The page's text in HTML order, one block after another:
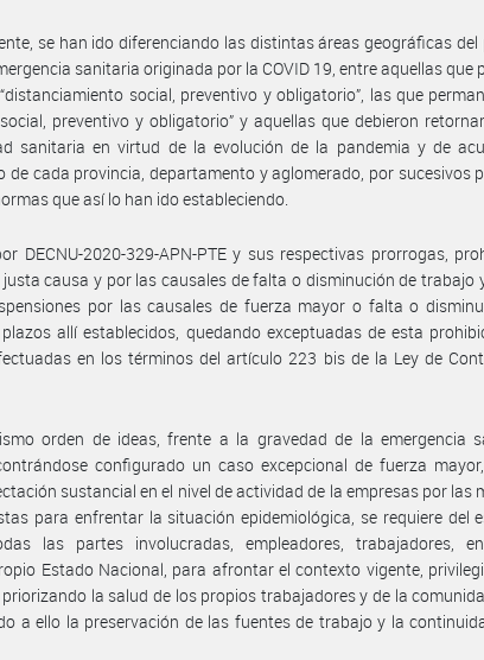
se han ido diferenciando las distintas áreas geográficas del
sanitaria originada por la COVID 19, entre aquellas que
social, preventivo y obligatorio”, las que
preventivo y obligatorio” y aquellas que debieron
sanitaria en virtud de la evolución de la pandemia y de
de cada provincia, departamento y aglomerado, por sucesivos
que así lo han ido estableciendo.
DECNU-2020-329-APN-PTE y sus respectivas prorrogas,
causa y por las causales de falta o disminución de trabajo
por las causales de fuerza mayor o falta o
allí establecidos, quedando exceptuadas de esta
en los términos del artículo 223 bis de la Ley de
orden de ideas, frente a la gravedad de la emergencia
configurado un caso excepcional de fuerza
sustancial en el nivel de actividad de la empresas por las
para enfrentar la situación epidemiológica, se requiere del
las partes involucradas, empleadores, trabajadores,
Estado Nacional, para afrontar el contexto vigente,
la salud de los propios trabajadores y de la
a ello la preservación de las fuentes de trabajo y la